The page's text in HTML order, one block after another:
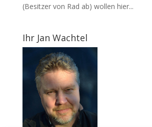
(Besitzer von Rad ab) wollen hier...
Ihr Jan Wachtel